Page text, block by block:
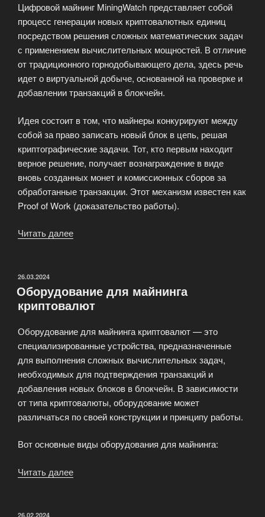
Цифровой майнинг MiningWatch представляет собой
процесс генерации новых криптовалютных единиц
посредством решения сложных математических задач
с применением вычислительных мощностей. В отличие
от традиционного горнодобывающего дела, здесь речь
идет о виртуальной добыче, основанной на проверке и
добавлении транзакций в блокчейн.
Идея состоит в том, что майнеры конкурируют между
собой за право записать новый блок в цепь, решая
криптографические задачи. Тот, кто первым находит
верное решение, получает вознаграждение в виде
вновь созданных монет и комиссионных сборов за
обработанные транзакции. Этот механизм известен как
Proof of Work (доказательство работы).
Читать далее
ОПУБЛИКОВАНО
26.03.2024
Оборудование для майнинга
криптовалют
Оборудование для майнинга криптовалют — это
специализированные устройства, предназначенные
для выполнения сложных вычислительных задач,
необходимых для подтверждения транзакций и
добавления новых блоков в блокчейн. В зависимости
от типа криптовалюты, оборудование может
различаться по своей конструкции и принципу работы.
Вот основные виды оборудования для майнинга:
Читать далее
ОПУБЛИКОВАНО
26.02.2024